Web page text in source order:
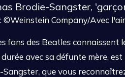
Brodie-Sangster,
©Weinstein Company/Avec
fans des Beatles connaissent
avec sa défunte mère,
Sangster, que vous